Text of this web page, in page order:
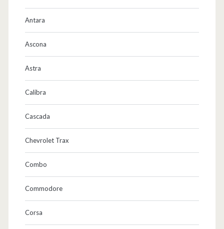
t
E
e
…
Antara
Ascona
Astra
Calibra
Cascada
Chevrolet Trax
Combo
Commodore
Corsa